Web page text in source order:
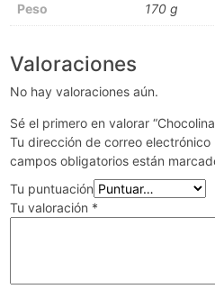
Peso 170 g
Valoraciones
No hay valoraciones aún.
Sé el primero en valorar
Tu dirección de correo electrónico
campos obligatorios están
Tu puntuación
Tu valoración *